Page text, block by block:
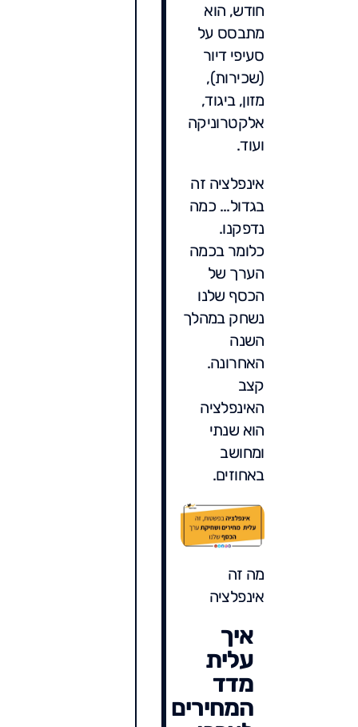
חודש, הוא
מתבסס על
סעיפי דיור
(שכירות),
מזון, ביגוד,
אלקטרוניקה
ועוד.
אינפלציה זה
בגדול... כמה
נדפקנו.
כלומר בכמה
הערך של
הכסף שלנו
נשחק במהלך
השנה
האחרונה.
קצב
האינפלציה
הוא שנתי
ומחושב
באחוזים.
מה זה
אינפלציה
איך
עלית
מדד
המחירים